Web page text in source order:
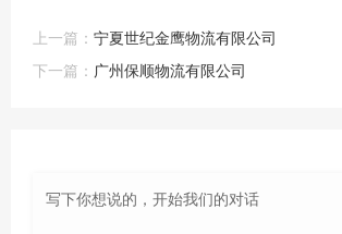
上一篇： 宁夏世纪金鹰物流有限公司
下一篇： 广州保顺物流有限公司